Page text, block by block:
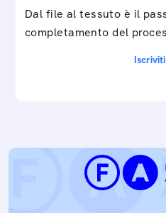
Dal file al tessuto è il
completamento del
Iscriviti